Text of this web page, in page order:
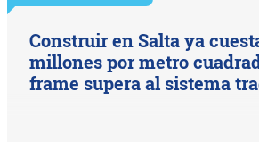
Construir en Salta ya
millones por metro
frame supera al sistema